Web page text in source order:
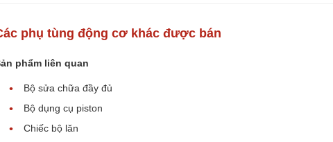
phụ tùng động cơ khác được bán
phẩm liên quan
Bộ sửa chữa đầy đủ
Bộ dụng cụ piston
Chiếc bộ lăn